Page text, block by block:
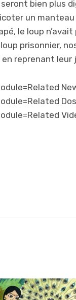
bien plus
un
le loup
prisonnier,
reprenant leur